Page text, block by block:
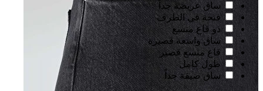
ساق عريضة جداً
فتحة في الطرف
ذو قاع متسع
ساق واسعة قصيرة
قاع متسع قصير
طول كامل
ساق ضيقة جداً